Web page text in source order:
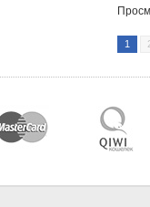
дно
от
1